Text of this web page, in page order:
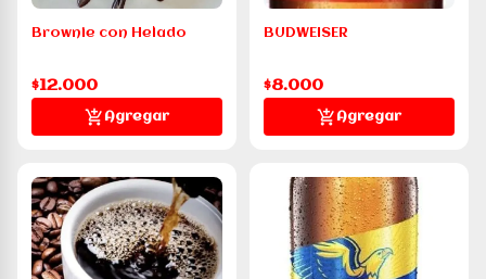
Brownie con Helado
$12.000
Agregar
BUDWEISER
$8.000
Agregar